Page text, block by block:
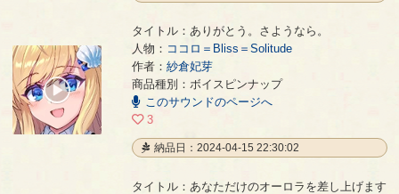
ありがとう。さようなら。 - 紗倉妃芽
タイトル：ありがとう。さようなら。
人物： ココロ＝Bliss＝Solitude
作者： 紗倉妃芽
商品種別：ボイスピンナップ
このサウンドのページへ
3
納品日：2024-04-15 22:30:02
タイトル：あなただけのオーロラを差し上げます